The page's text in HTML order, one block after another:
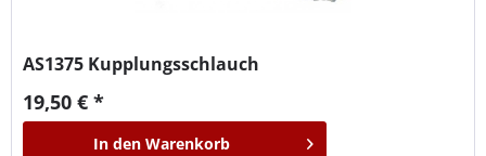
AS1375 Kupplungsschlauch
19,50 € *
In den Warenkorb